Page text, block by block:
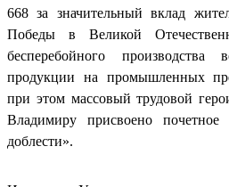
668 за значительный вклад
Победы в Великой
бесперебойного
продукции на промышленных
при этом массовый трудовой
Владимиру присвоено почетное
доблести».